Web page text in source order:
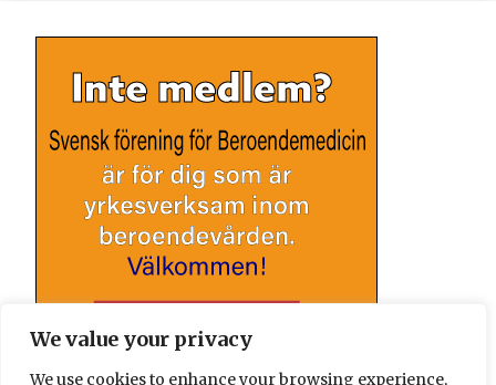
We value your privacy
We use cookies to enhance your browsing experience,